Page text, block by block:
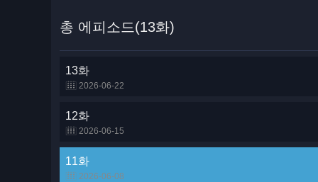
총 에피소드(13화)
13화
2026-06-22
12화
2026-06-15
11화
2026-06-08